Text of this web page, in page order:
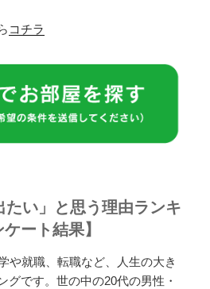
コチラ
たい」と思う理由ランキ
ート結果】
や就職、転職など、人生の大き
グです。世の中の20代の男性・